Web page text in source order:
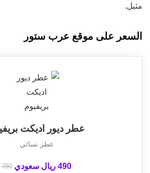
مثيل.
السعر على موقع عرب ستور
عطر ديور اديكت
عطر نسائي
490 ريال سعودي 780